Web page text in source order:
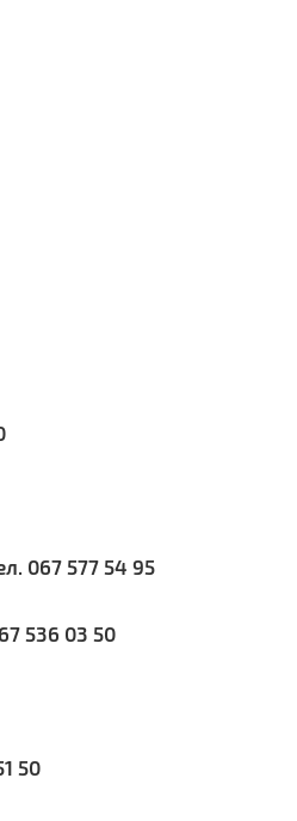
067 577 54 95
536 03 50
50